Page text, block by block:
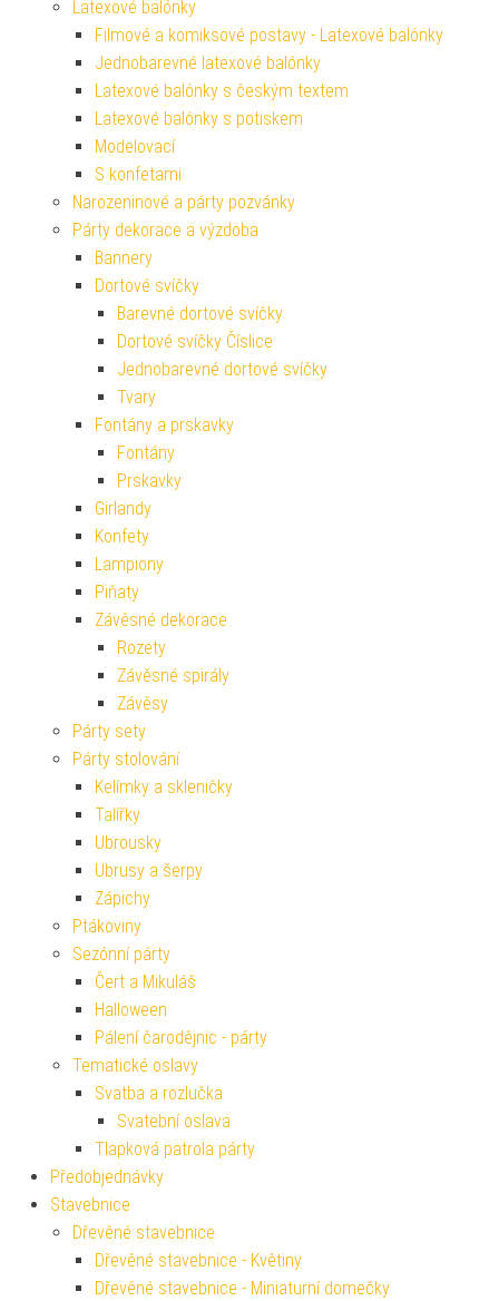
Latexové balónky
Filmové a komiksové postavy - Latexové balónky
Jednobarevné latexové balónky
Latexové balónky s českým textem
Latexové balónky s potiskem
Modelovací
S konfetami
Narozeninové a párty pozvánky
Párty dekorace a výzdoba
Bannery
Dortové svíčky
Barevné dortové svíčky
Dortové svíčky Číslice
Jednobarevné dortové svíčky
Tvary
Fontány a prskavky
Fontány
Prskavky
Girlandy
Konfety
Lampiony
Piňaty
Závěsné dekorace
Rozety
Závěsné spirály
Závěsy
Párty sety
Párty stolování
Kelímky a skleničky
Talířky
Ubrousky
Ubrusy a šerpy
Zápichy
Ptákoviny
Sezónní párty
Čert a Mikuláš
Halloween
Pálení čarodějnic - párty
Tematické oslavy
Svatba a rozlučka
Svatební oslava
Tlapková patrola párty
Předobjednávky
Stavebnice
Dřevěné stavebnice
Dřevěné stavebnice - Květiny
Dřevěné stavebnice - Miniaturní domečky